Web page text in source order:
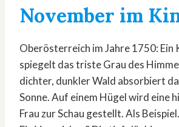
November im
Oberösterreich im Jahre 1750: Ein
spiegelt das triste Grau des
dichter, dunkler Wald absorbiert
Sonne. Auf einem Hügel wird eine
Frau zur Schau gestellt. Als